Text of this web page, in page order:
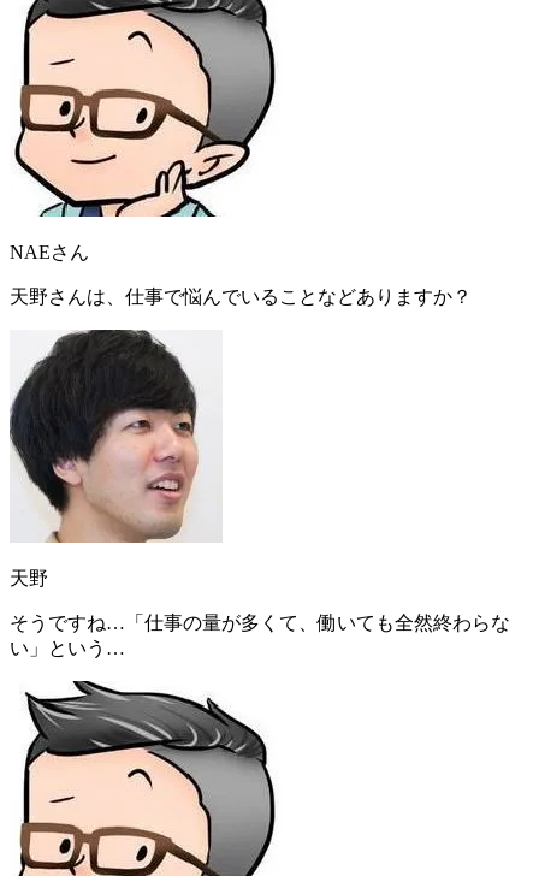
NAEさん
天野さんは、仕事で悩んでいることなどありますか？
天野
そうですね…「 仕事の量が多くて、働いても全然終わらな
い 」という…